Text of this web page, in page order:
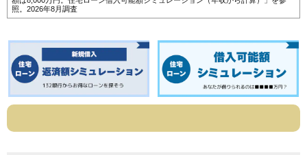
照。2026年8月調査